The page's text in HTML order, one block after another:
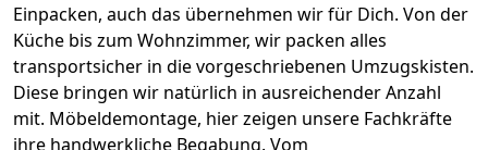
Einpacken, auch das übernehmen wir für Dich. Von der
Küche bis zum Wohnzimmer, wir packen alles
transportsicher in die vorgeschriebenen Umzugskisten.
Diese bringen wir natürlich in ausreichender Anzahl
mit. Möbeldemontage, hier zeigen unsere Fachkräfte
ihre handwerkliche Begabung. Vom